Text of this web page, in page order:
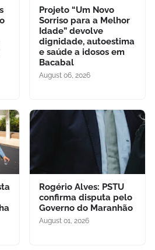
Projeto “Um Novo
Sorriso para a Melhor
Idade” devolve
dignidade, autoestima
e saúde a idosos em
Bacabal
August 06, 2026
Rogério Alves: PSTU
confirma disputa pelo
Governo do Maranhão
August 01, 2026